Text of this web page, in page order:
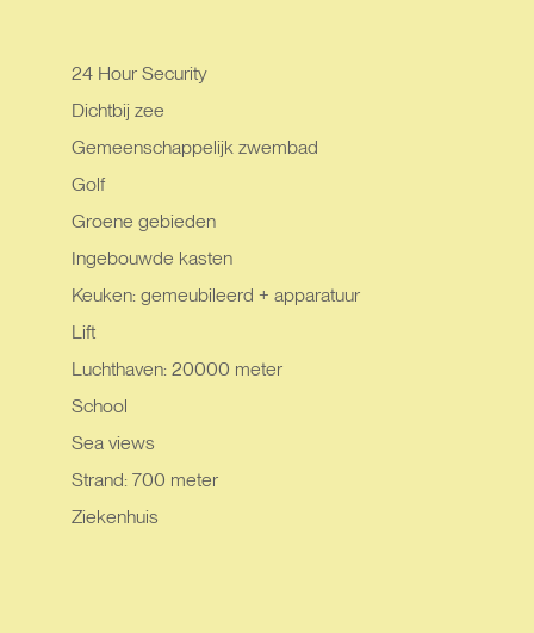
24 Hour Security
Dichtbij zee
Gemeenschappelijk zwembad
Golf
Groene gebieden
Ingebouwde kasten
Keuken: gemeubileerd + apparatuur
Lift
Luchthaven: 20000 meter
School
Sea views
Strand: 700 meter
Ziekenhuis